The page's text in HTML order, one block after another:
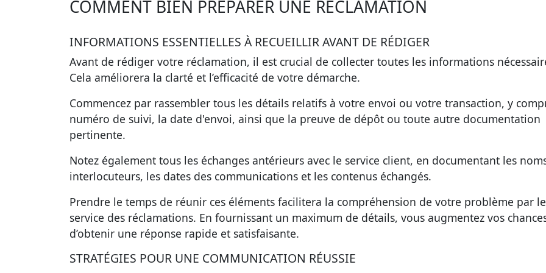
COMMENT BIEN PRÉPARER UNE RÉCLAMATION
INFORMATIONS ESSENTIELLES À RECUEILLIR AVANT DE RÉDIGER
Avant de rédiger votre réclamation, il est crucial de collecter toutes les informations
Cela améliorera la clarté et l’efficacité de votre démarche.
Commencez par rassembler tous les détails relatifs à votre envoi ou votre transaction, y
numéro de suivi, la date d'envoi, ainsi que la preuve de dépôt ou toute autre documentation
pertinente.
Notez également tous les échanges antérieurs avec le service client, en documentant les
interlocuteurs, les dates des communications et les contenus échangés.
Prendre le temps de réunir ces éléments facilitera la compréhension de votre problème par le
service des réclamations. En fournissant un maximum de détails, vous augmentez vos
d’obtenir une réponse rapide et satisfaisante.
STRATÉGIES POUR UNE COMMUNICATION RÉUSSIE